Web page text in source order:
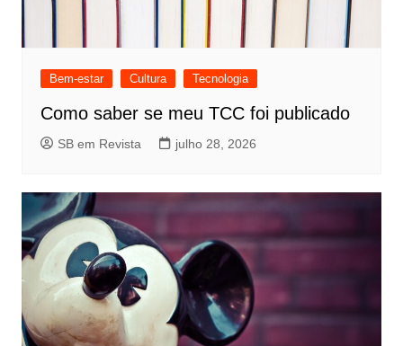
Bem-estar Cultura Tecnologia
Como saber se meu TCC foi publicado
SB em Revista julho 28, 2026